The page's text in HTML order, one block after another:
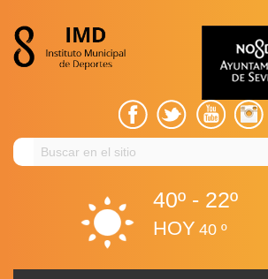
Buscar
en
40º - 22º
HOY 40 º